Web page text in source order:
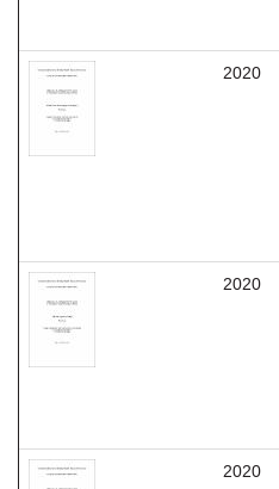
2020
2020
2020